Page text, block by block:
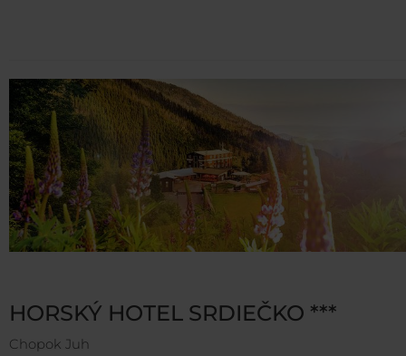
HORSKÝ HOTEL SRDIEČKO ***
Chopok Juh